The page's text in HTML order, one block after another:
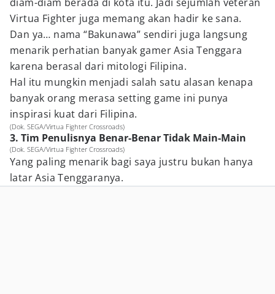
Virtua Fighter juga memang akan hadir ke sana.
Dan ya… nama “Bakunawa” sendiri juga langsung
menarik perhatian banyak gamer Asia Tenggara
karena berasal dari mitologi Filipina.
Hal itu mungkin menjadi salah satu alasan kenapa
banyak orang merasa setting game ini punya
inspirasi kuat dari Filipina.
(Dok. SEGA/Virtua Fighter Crossroads)
3. Tim Penulisnya Benar-Benar Tidak Main-Main
(Dok. SEGA/Virtua Fighter Crossroads)
Yang paling menarik bagi saya justru bukan hanya
latar Asia Tenggaranya.